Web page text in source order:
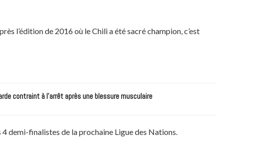
l’édition de 2016 où le Chili a été sacré champion, c’est
contraint à l’arrêt après une blessure musculaire
demi-finalistes de la prochaine Ligue des Nations.